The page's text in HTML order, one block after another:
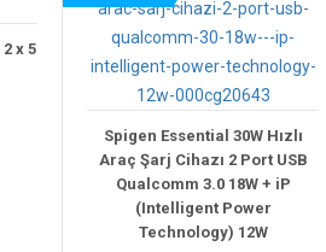
Spigen Essential 30W Hızlı
Araç Şarj Cihazı 2 Port USB
Qualcomm 3.0 18W + iP
(Intelligent Power
Technology) 12W